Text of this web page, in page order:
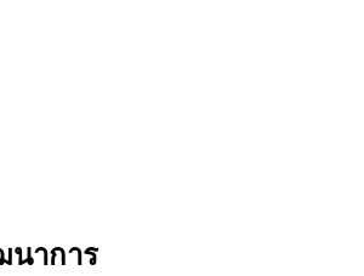
นาการ